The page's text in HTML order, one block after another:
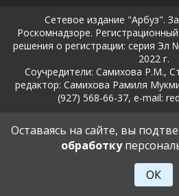
Сетевое издание "Арбуз".
Роскомнадзоре.
решения о регистрации: серия
2022 г.
Соучредители: Самихова Р.М.,
редактор: Самихова Рамиля
(927) 568-66-37, e-mail:
Политика в отношении обработки
данных
18+
Оставаясь на сайте, вы
обработку
ОК